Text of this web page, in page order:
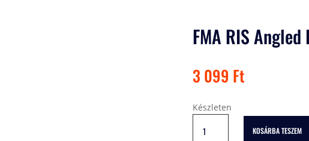
FMA RIS
3 099 Ft
Készleten
RIS
KOSÁRBA TESZEM